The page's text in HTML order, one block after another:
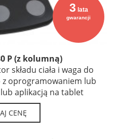
3 lata
gwarancji
P (z kolumną)
składu ciała i waga do
oprogramowaniem lub
aplikacją na tablet
CENĘ